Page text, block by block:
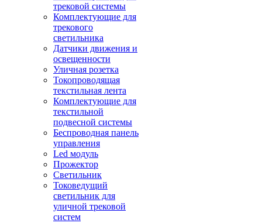
трековой системы
Комплектующие для
трекового
светильника
Датчики движения и
освещенности
Уличная розетка
Токопроводящая
текстильная лента
Комплектующие для
текстильной
подвесной системы
Беспроводная панель
управления
Led модуль
Прожектор
Светильник
Токоведущий
светильник для
уличной трековой
систем